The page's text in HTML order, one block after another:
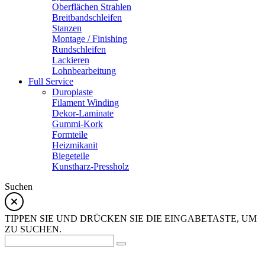
Oberflächen Strahlen
Breitbandschleifen
Stanzen
Montage / Finishing
Rundschleifen
Lackieren
Lohnbearbeitung
Full Service
Duroplaste
Filament Winding
Dekor-Laminate
Gummi-Kork
Formteile
Heizmikanit
Biegeteile
Kunstharz-Pressholz
Suchen
TIPPEN SIE UND DRÜCKEN SIE DIE EINGABETASTE, UM
ZU SUCHEN.